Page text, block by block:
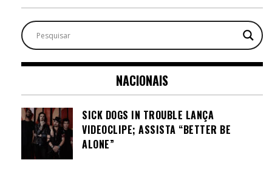
NACIONAIS
SICK DOGS IN TROUBLE LANÇA
VIDEOCLIPE; ASSISTA “BETTER BE
ALONE”